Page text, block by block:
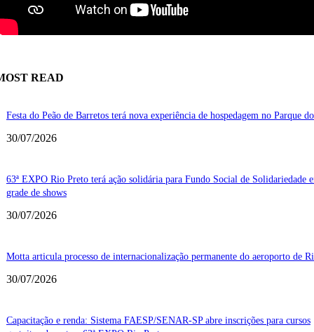
READ
Festa do Peão de Barretos terá nova experiência de hospedagem no Parque
30/07/2026
63ª EXPO Rio Preto terá ação solidária para Fundo Social de Solidariedade
grade de shows
30/07/2026
Motta articula processo de internacionalização permanente do aeroporto de
30/07/2026
Capacitação e renda: Sistema FAESP/SENAR-SP abre inscrições para cursos